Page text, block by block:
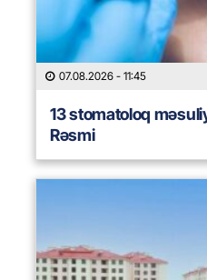
07.08.2026 - 11:45
13 stomatoloq
Rəsmi